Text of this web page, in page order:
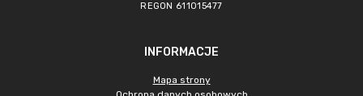
REGON 611015477
INFORMACJE
Mapa strony